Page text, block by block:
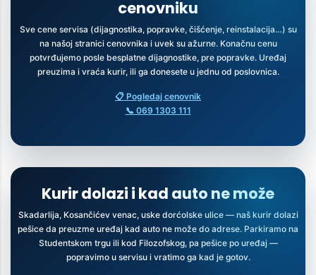
cenovniku
Sve cene servisa (dijagnostika, popravke, čišćenje, reinstalacija…) su
na našoj stranici cenovnika i uvek su ažurne. Konačnu cenu
potvrđujemo posle besplatne dijagnostike, pre popravke. Uređaj
preuzima i vraća kurir, ili ga donesete u jednu od poslovnica.
📋 Pogledaj cenovnik
📞 069 1303 111
Kurir dolazi i kad auto ne može
Skadarlija, Kosančićev venac, uske dorćolske ulice — naš kurir dolazi
pešice da preuzme uređaj kad auto ne može do adrese. Parkiramo na
Studentskom trgu ili kod Filozofskog, pa pešice po uređaj —
popravimo u servisu i vratimo ga kad je gotov.